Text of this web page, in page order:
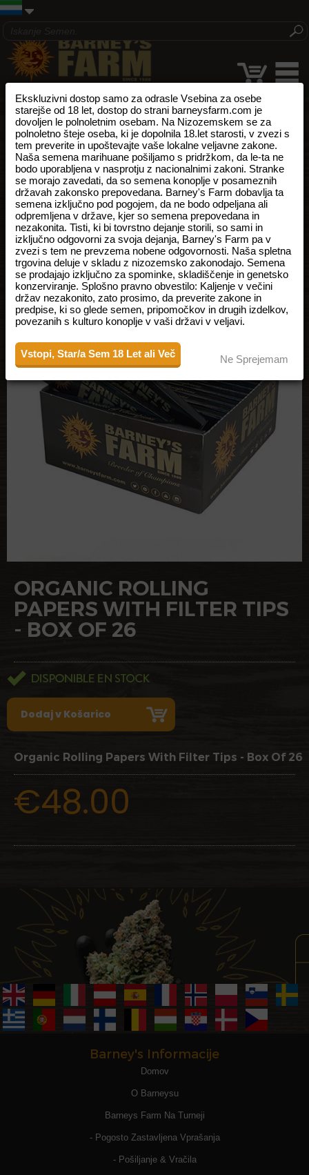
ORGANIC ROLLING
PAPERS WITH FILTER TIPS
- BOX OF 26
Organic Rolling Papers With Filter Tips - Box Of 26
€48.00
Barney's Informacije
Domov
O Barneysu
Barneys Farm Na Turneji
- Pogosto Zastavljena Vprašanja
- Pošiljanje & Vračila
Ekskluzivni dostop samo za odrasle Vsebina za osebe
starejše od 18 let, dostop do strani barneysfarm.com je
dovoljen le polnoletnim osebam. Na Nizozemskem se za
polnoletno šteje oseba, ki je dopolnila 18.let starosti, v zvezi s
tem preverite in upoštevajte vaše lokalne veljavne zakone.
Naša semena marihuane pošiljamo s pridržkom, da le-ta ne
bodo uporabljena v nasprotju z nacionalnimi zakoni. Stranke
se morajo zavedati, da so semena konoplje v posameznih
državah zakonsko prepovedana. Barney's Farm dobavlja ta
semena izključno pod pogojem, da ne bodo odpeljana ali
odpremljena v države, kjer so semena prepovedana in
nezakonita. Tisti, ki bi tovrstno dejanje storili, so sami in
izključno odgovorni za svoja dejanja, Barney's Farm pa v
zvezi s tem ne prevzema nobene odgovornosti. Naša spletna
trgovina deluje v skladu z nizozemsko zakonodajo. Semena
se prodajajo izključno za spominke, skladiščenje in genetsko
konzerviranje. Splošno pravno obvestilo: Kaljenje v večini
držav nezakonito, zato prosimo, da preverite zakone in
predpise, ki so glede semen, pripomočkov in drugih izdelkov,
povezanih s kulturo konoplje v vaši državi v veljavi.
Vstopi, Star/a Sem 18 Let ali Več Ne Sprejemam